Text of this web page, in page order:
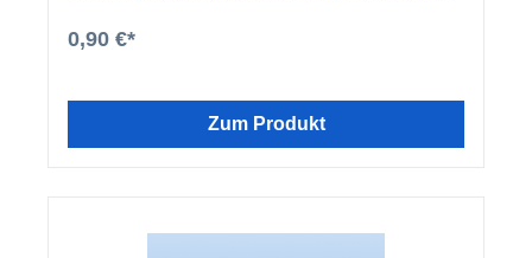
Verlegehinweise) verhindert Schimmel und
Algenbewuchs in den Kammern Montageanleitung
Verarbeitungsanleitungen befolgt werden: Entfernen
0,90 €*
Zum Produkt